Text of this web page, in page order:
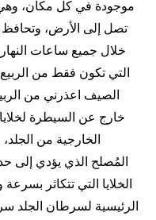
تصل إلى الأرض،
خلال جميع ساعات
الصيف اعذرني من
خارج عن السيطرة
الخارجية من
المُصلح الذي يؤدي إلى
الرئيسية لسرطان الجلد